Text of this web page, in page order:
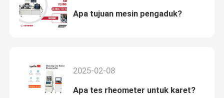
Apa tujuan mesin pengaduk?
2025-02-08
Apa tes rheometer untuk karet?